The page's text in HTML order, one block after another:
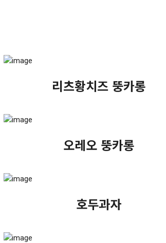
리츠황치즈 뚱카롱
오레오 뚱카롱
호두과자